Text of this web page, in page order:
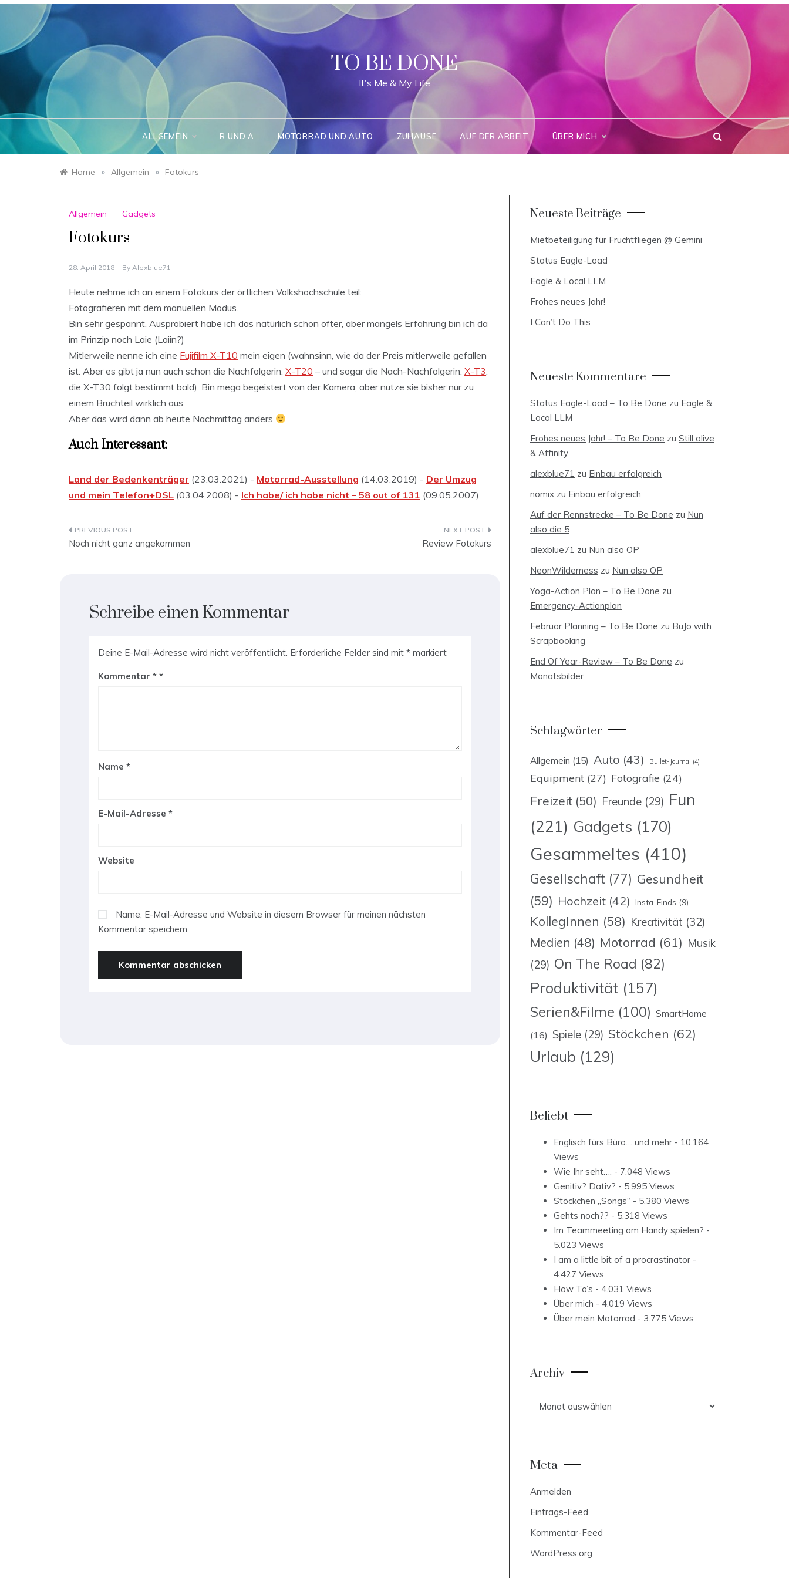
Skip
TO BE DONE
It's Me & My Life
ALLGEMEIN R UND A MOTORRAD UND AUTO ZUHAUSE AUF DER ARBEIT ÜBER MICH
Home » Allgemein » Fotokurs
Allgemein Gadgets
Fotokurs
28. April 2018 By Alexblue71
Heute nehme ich an einem Fotokurs der örtlichen Volkshochschule teil:
Fotografieren mit dem manuellen Modus.
Bin sehr gespannt. Ausprobiert habe ich das natürlich schon öfter, aber mangels Erfahrung bin ich da
im Prinzip noch Laie (Laiin?)
Mitlerweile nenne ich eine Fujifilm X-T10 mein eigen (wahnsinn, wie da der Preis mitlerweile gefallen
ist. Aber es gibt ja nun auch schon die Nachfolgerin: X-T20 – und sogar die Nach-Nachfolgerin: X-T3,
die X-T30 folgt bestimmt bald). Bin mega begeistert von der Kamera, aber nutze sie bisher nur zu
einem Bruchteil wirklich aus.
Aber das wird dann ab heute Nachmittag anders
Auch Interessant:
Land der Bedenkenträger (23.03.2021) - Motorrad-Ausstellung (14.03.2019) - Der Umzug
und mein Telefon+DSL (03.04.2008) - Ich habe/ ich habe nicht – 58 out of 131 (09.05.2007)
Beitragsnavigation
Noch nicht ganz angekommen Review Fotokurs
Schreibe einen Kommentar
Deine E-Mail-Adresse wird nicht veröffentlicht. Erforderliche Felder sind mit * markiert
Kommentar *
Name *
E-Mail-Adresse *
Website
Name, E-Mail-Adresse und Website in diesem Browser für meinen nächsten
Kommentar speichern.
Neueste Beiträge
Mietbeteiligung für Fruchtfliegen @ Gemini
Status Eagle-Load
Eagle & Local LLM
Frohes neues Jahr!
I Can’t Do This
Neueste Kommentare
Status Eagle-Load – To Be Done zu Eagle &
Local LLM
Frohes neues Jahr! – To Be Done zu Still alive
& Affinity
alexblue71 zu Einbau erfolgreich
nömix zu Einbau erfolgreich
Auf der Rennstrecke – To Be Done zu Nun
also die 5
alexblue71 zu Nun also OP
NeonWilderness zu Nun also OP
Yoga-Action Plan – To Be Done zu
Emergency-Actionplan
Februar Planning – To Be Done zu BuJo with
Scrapbooking
End Of Year-Review – To Be Done zu
Monatsbilder
Schlagwörter
Allgemein (15) Auto (43) Bullet-Journal (4)
Equipment (27) Fotografie (24)
Freizeit (50) Freunde (29) Fun
(221) Gadgets (170)
Gesammeltes (410)
Gesellschaft (77) Gesundheit
(59) Hochzeit (42) Insta-Finds (9)
KollegInnen (58) Kreativität (32)
Medien (48) Motorrad (61) Musik
(29) On The Road (82)
Produktivität (157)
Serien&Filme (100) SmartHome
(16) Spiele (29) Stöckchen (62)
Urlaub (129)
Beliebt
Englisch fürs Büro… und mehr - 10.164
Views
Wie Ihr seht…. - 7.048 Views
Genitiv? Dativ? - 5.995 Views
Stöckchen „Songs“ - 5.380 Views
Gehts noch?? - 5.318 Views
Im Teammeeting am Handy spielen? -
5.023 Views
I am a little bit of a procrastinator -
4.427 Views
How To’s - 4.031 Views
Über mich - 4.019 Views
Über mein Motorrad - 3.775 Views
Archiv
Meta
Anmelden
Eintrags-Feed
Kommentar-Feed
WordPress.org